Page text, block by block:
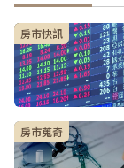
房市快訊
房市蒐奇